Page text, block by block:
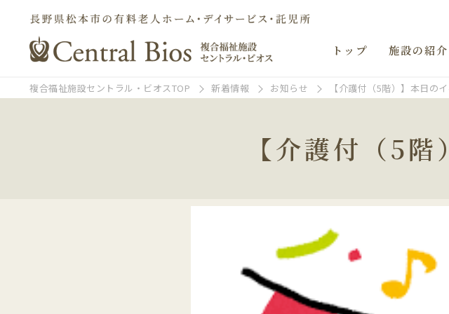
トップ 施設の紹介
複合福祉施設セントラル・ビオスTOP 新着情報 お知らせ 【介護付（5階）】本日の
【介護付（5